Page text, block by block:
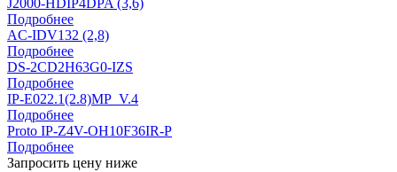
J2000-HDIP4DPA (3,6)
Подробнее
AC-IDV132 (2,8)
Подробнее
DS-2CD2H63G0-IZS
Подробнее
IP-E022.1(2.8)MP_V.4
Подробнее
Proto IP-Z4V-OH10F36IR-P
Подробнее
Запросить цену ниже